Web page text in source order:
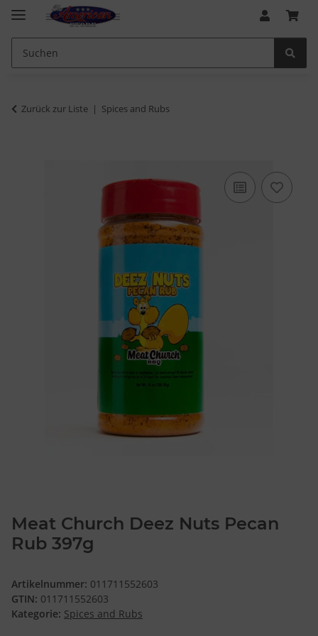
Zurück zur Liste Spices and Rubs
Meat Church Deez Nuts Pecan
Rub 397g
Artikelnummer: 011711552603
GTIN: 011711552603
Kategorie: Spices and Rubs